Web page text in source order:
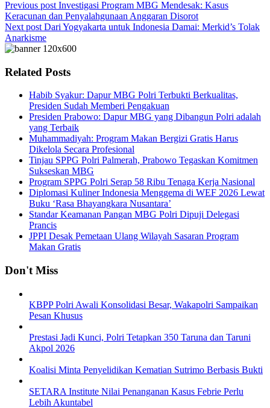
Previous post Investigasi Program MBG Mendesak: Kasus
Keracunan dan Penyalahgunaan Anggaran Disorot
Next post Dari Yogyakarta untuk Indonesia Damai: Merkid’s Tolak
Anarkisme
Related Posts
Habib Syakur: Dapur MBG Polri Terbukti Berkualitas,
Presiden Sudah Memberi Pengakuan
Presiden Prabowo: Dapur MBG yang Dibangun Polri adalah
yang Terbaik
Muhammadiyah: Program Makan Bergizi Gratis Harus
Dikelola Secara Profesional
Tinjau SPPG Polri Palmerah, Prabowo Tegaskan Komitmen
Sukseskan MBG
Program SPPG Polri Serap 58 Ribu Tenaga Kerja Nasional
Diplomasi Kuliner Indonesia Menggema di WEF 2026 Lewat
Buku ‘Rasa Bhayangkara Nusantara’
Standar Keamanan Pangan MBG Polri Dipuji Delegasi
Prancis
JPPI Desak Pemetaan Ulang Wilayah Sasaran Program
Makan Gratis
Don't Miss
KBPP Polri Awali Konsolidasi Besar, Wakapolri Sampaikan
Pesan Khusus
Prestasi Jadi Kunci, Polri Tetapkan 350 Taruna dan Taruni
Akpol 2026
Koalisi Minta Penyelidikan Kematian Sutrimo Berbasis Bukti
SETARA Institute Nilai Penanganan Kasus Febrie Perlu
Lebih Akuntabel